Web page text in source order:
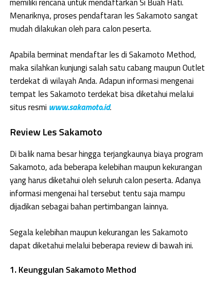
memiliki rencana untuk mendaftarkan Si Buah Hati.
Menariknya, proses pendaftaran les Sakamoto sangat
mudah dilakukan oleh para calon peserta.
Apabila berminat mendaftar les di Sakamoto Method,
maka silahkan kunjungi salah satu cabang maupun Outlet
terdekat di wilayah Anda. Adapun informasi mengenai
tempat les Sakamoto terdekat bisa diketahui melalui
situs resmi www.sakamoto.id.
Review Les Sakamoto
Di balik nama besar hingga terjangkaunya biaya program
Sakamoto, ada beberapa kelebihan maupun kekurangan
yang harus diketahui oleh seluruh calon peserta. Adanya
informasi mengenai hal tersebut tentu saja mampu
dijadikan sebagai bahan pertimbangan lainnya.
Segala kelebihan maupun kekurangan les Sakamoto
dapat diketahui melalui beberapa review di bawah ini.
1. Keunggulan Sakamoto Method